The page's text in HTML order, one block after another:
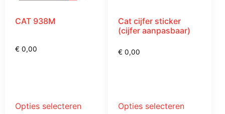
CAT 938M
€ 0,00
Opties selecteren
Cat cijfer sticker
(cijfer aanpasbaar)
€ 0,00
Opties selecteren